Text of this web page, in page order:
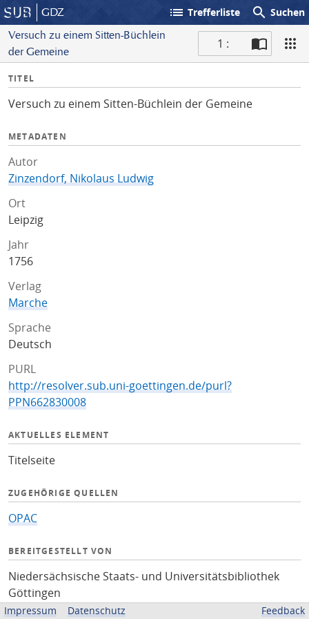
GDZ list Trefferliste search Suchen
Versuch zu einem Sitten-Büchlein
der Gemeine
1 :
I
f
TITEL
Versuch zu einem Sitten-Büchlein der Gemeine
METADATEN
Autor
Zinzendorf, Nikolaus Ludwig
Ort
Leipzig
Jahr
1756
Verlag
Marche
Sprache
Deutsch
PURL
http://resolver.sub.uni-goettingen.de/purl?
PPN662830008
AKTUELLES ELEMENT
Titelseite
ZUGEHÖRIGE QUELLEN
OPAC
BEREITGESTELLT VON
Niedersächsische Staats- und Universitätsbibliothek
Göttingen
Impressum Datenschutz Feedback